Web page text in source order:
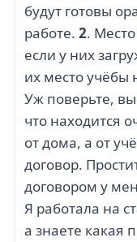
будут готовы
работе. 2.
если у них
их место учёбы
Уж поверьте, вы
что находится
от дома, а от
договор.
договором у
Я работала на
а знаете какая